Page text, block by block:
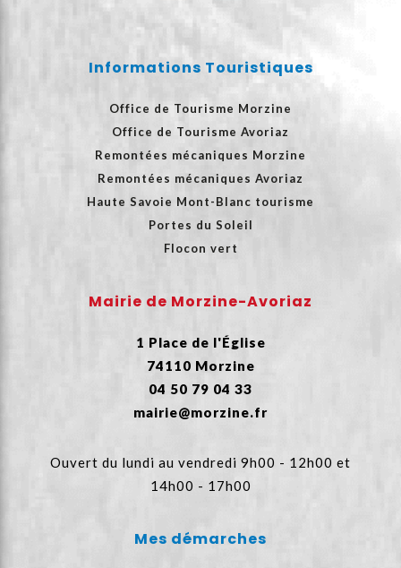
Informations Touristiques
Office de Tourisme Morzine
Office de Tourisme Avoriaz
Remontées mécaniques Morzine
Remontées mécaniques Avoriaz
Haute Savoie Mont-Blanc tourisme
Portes du Soleil
Flocon vert
Mairie de Morzine-Avoriaz
1 Place de l'Église
74110 Morzine
04 50 79 04 33
mairie@morzine.fr
Ouvert du lundi au vendredi 9h00 - 12h00 et
14h00 - 17h00
Mes démarches